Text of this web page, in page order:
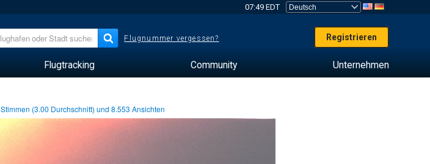
07:49 EDT
Flugnummer vergessen? Registrieren
Flugtracking Community Unternehmen
Stimmen (3.00 Durchschnitt) und8.553 Ansichten